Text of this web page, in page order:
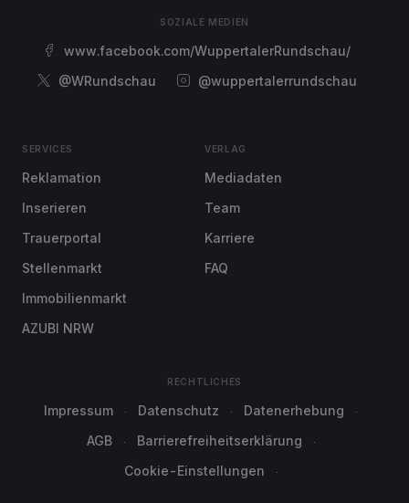
SOZIALE MEDIEN
www.facebook.com/WuppertalerRundschau/
@WRundschau
@wuppertalerrundschau
SERVICES
Reklamation
Inserieren
Trauerportal
Stellenmarkt
Immobilienmarkt
AZUBI NRW
VERLAG
Mediadaten
Team
Karriere
FAQ
RECHTLICHES
Impressum Datenschutz
Datenerhebung
AGB
Barrierefreiheitserklärung
Cookie-Einstellungen